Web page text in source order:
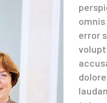
error